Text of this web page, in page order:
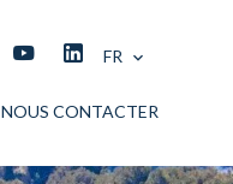
FR
NOUS CONTACTER